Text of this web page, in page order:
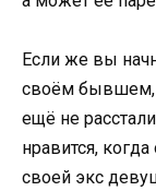
Если же вы
своём бывшем,
ещё не
нравится,
своей экс